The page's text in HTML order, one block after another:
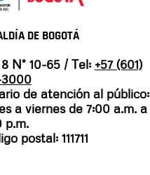
DE BOGOTÁ
N° 10-65 / Tel: +57 (601)
3000
de atención al público:
a viernes de 7:00 a.m. a
p.m.
postal: 111711